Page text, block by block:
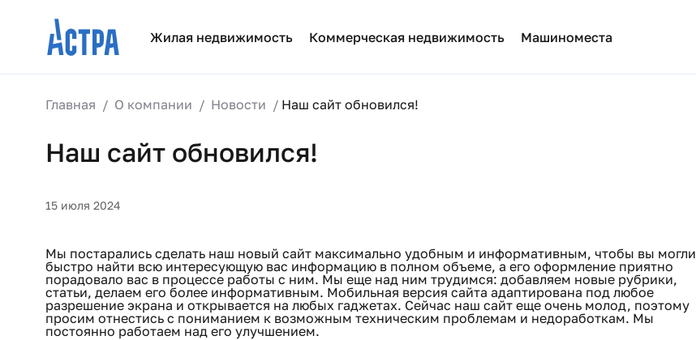
Жилая недвижимость Коммерческая недвижимость Машиноместа
Главная О компании Новости Наш сайт обновился!
Наш сайт обновился!
15 июля 2024
Мы постарались сделать наш новый сайт максимально удобным и информативным, чтобы вы могли
быстро найти всю интересующую вас информацию в полном объеме, а его оформление приятно
порадовало вас в процессе работы с ним. Мы еще над ним трудимся: добавляем новые рубрики,
статьи, делаем его более информативным. Мобильная версия сайта адаптирована под любое
разрешение экрана и открывается на любых гаджетах. Сейчас наш сайт еще очень молод, поэтому
просим отнестись с пониманием к возможным техническим проблемам и недоработкам. Мы
постоянно работаем над его улучшением.